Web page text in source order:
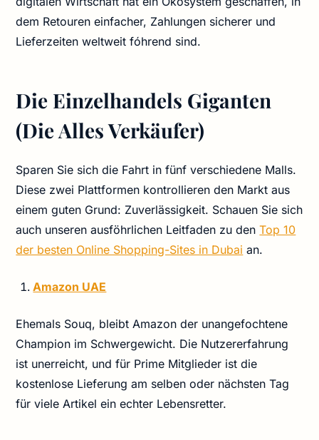
dem Retouren einfacher, Zahlungen sicherer und
Lieferzeiten weltweit fóhrend sind.
Die Einzelhandels Giganten
(Die Alles Verkäufer)
Sparen Sie sich die Fahrt in fünf verschiedene Malls.
Diese zwei Plattformen kontrollieren den Markt aus
einem guten Grund: Zuverlässigkeit. Schauen Sie sich
auch unseren ausföhrlichen Leitfaden zu denTop 10
der besten Online Shopping-Sites in Dubai an.
Amazon UAE
Ehemals Souq, bleibt Amazon der unangefochtene
Champion im Schwergewicht. Die Nutzererfahrung
ist unerreicht, und für Prime Mitglieder ist die
kostenlose Lieferung am selben oder nächsten Tag
für viele Artikel ein echter Lebensretter.